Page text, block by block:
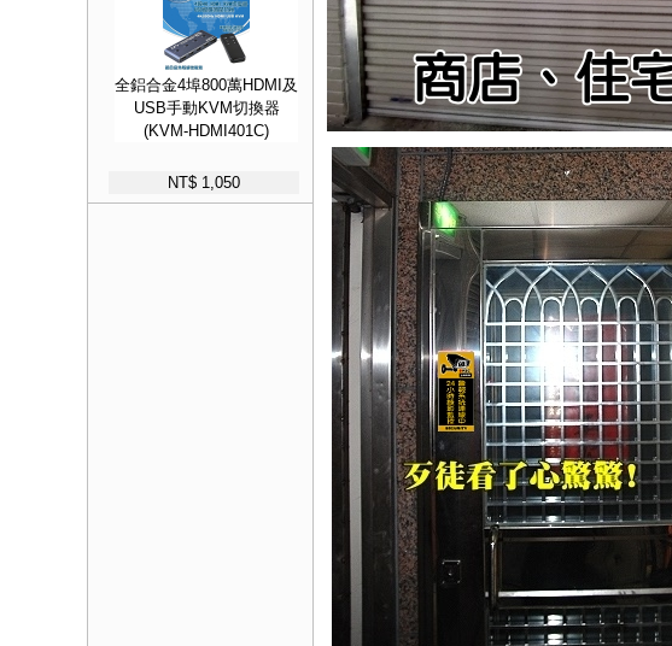
全鋁合金4埠800萬HDMI及
USB手動KVM切換器
(KVM-HDMI401C)
NT$ 1,050